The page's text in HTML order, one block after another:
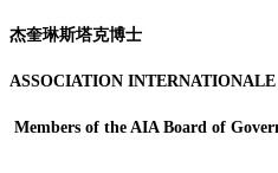
杰奎琳斯塔克博士
ASSOCIATION
Members of the AIA Board of